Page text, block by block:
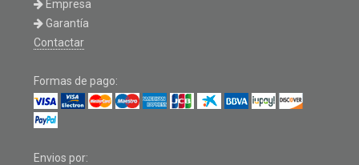
Empresa
Garantía
Contactar
Formas de pago:
Envios por: